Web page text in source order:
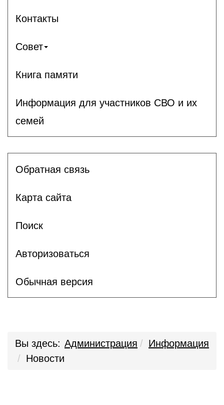
Контакты
Совет
Книга памяти
Информация для участников СВО и их
семей
Обратная связь
Карта сайта
Поиск
Авторизоваться
Обычная версия
Вы здесь: Администрация
Информация
Новости